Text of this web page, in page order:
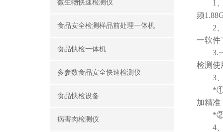
微生物快速检测仪
食品安全检测样品前处理一体机
食品快检一体机
多参数食品安全快速检测仪
食品快检设备
病害肉检测仪
1、
频
2、
一软件
3.一
检测使
3、
*①仪
加精准
*②仪
4、